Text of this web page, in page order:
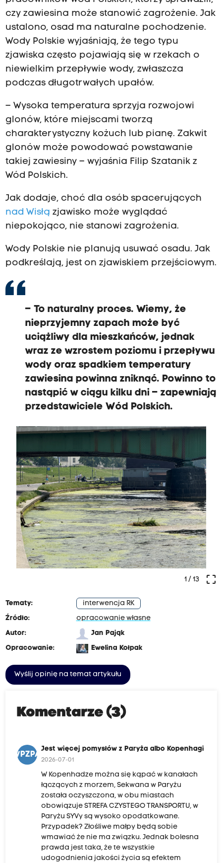
czy zawiesina może stanowić zagrożenie. Jak
ustalono, osad ma naturalne pochodzenie.
Wody Polskie wyjaśniają, że tego typu
zjawiska często pojawiają się w rzekach o
niewielkim przepływie wody, zwłaszcza
podczas długotrwałych upałów.
– Wysoka temperatura sprzyja rozwojowi
glonów, które miejscami tworzą
charakterystyczny kożuch lub pianę. Zakwit
glonów może powodować powstawanie
takiej zawiesiny – wyjaśnia Filip Szatanik z
Wód Polskich.
Jak dodaje, choć dla osób spacerujących
nad Wisłą zjawisko może wyglądać
niepokojąco, nie stanowi zagrożenia.
Wody Polskie nie planują usuwać osadu. Jak
podkreślają, jest on zjawiskiem przejściowym.
– To naturalny proces. Wiemy, że
nieprzyjemny zapach może być
uciążliwy dla mieszkańców, jednak
wraz ze wzrostem poziomu i przepływu
wody oraz spadkiem temperatury
zawiesina powinna zniknąć. Powinno to
nastąpić w ciągu kilku dni – zapewniają
przedstawiciele Wód Polskich.
crop_free
1/ 13
Tematy:
interwencja RK
Źródło:
opracowanie własne
Autor:
Jan Pająk
Opracowanie:
Ewelina Kołpak
Wyślij opinię na temat artykułu
Komentarze (3)
JWPZPAK
Jest więcej pomysłów z Paryża albo Kopenhagi
2026-07-01
W Kopenhadze można się kąpać w kanałach
łączących z morzem, Sekwana w Paryżu
została oczyszczona, w obu miastach
obowiązuje STREFA CZYSTEGO TRANSPORTU, w
Paryżu SYVy są wysoko opodatkowane.
Przypadek? Złośliwe małpy będą sobie
wmawiać że nie ma związku. Jednak bolesna
prawda jest taka, że te wszystkie
udogodnienia jakości życia są efektem